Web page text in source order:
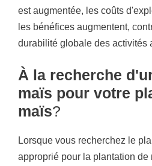
est augmentée, les coûts
les bénéfices augmentent,
durabilité globale des activités
À la recherche
maïs pour votre
maïs?
Lorsque vous recherchez le
approprié pour la plantation de